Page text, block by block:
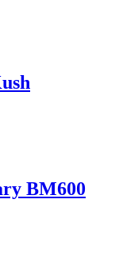
BM600